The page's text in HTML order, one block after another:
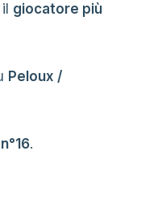
giocatore più
Peloux /
.